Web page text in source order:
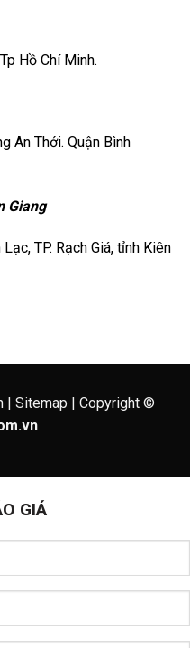
Hồ Chí Minh.
An Thới. Quận Bình
Giang
TP. Rạch Giá, tỉnh Kiên
| Sitemap | Copyright ©
GIÁ